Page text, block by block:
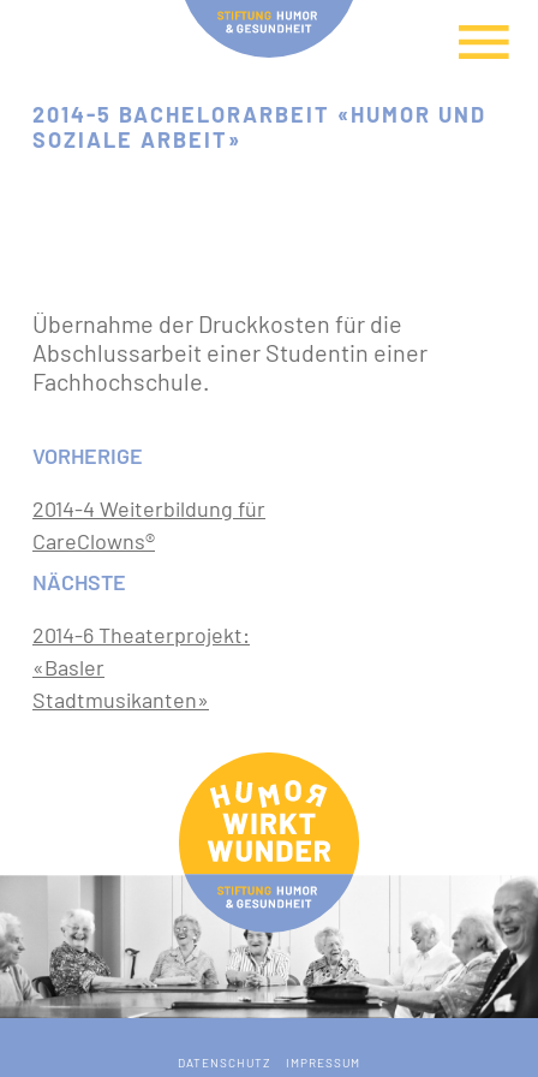
2014-5 BACHELORARBEIT «HUMOR UND
SOZIALE ARBEIT»
Übernahme der Druckkosten für die
Abschlussarbeit einer Studentin einer
Fachhochschule.
VORHERIGE
2014-4 Weiterbildung für
CareClowns®
NÄCHSTE
2014-6 Theaterprojekt:
«Basler
Stadtmusikanten»
DATENSCHUTZ IMPRESSUM